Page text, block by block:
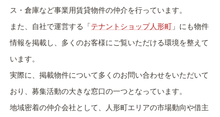
ス・倉庫など事業用賃貸物件の仲介を行っています。
また、自社で運営する「 テナントショップ人形町 」にも物件
情報を掲載し、多くのお客様にご覧いただける環境を整えて
います。
実際に、掲載物件について多くのお問い合わせをいただいて
おり、募集活動の大きな窓口の一つとなっています。
地域密着の仲介会社として、人形町エリアの市場動向や借主